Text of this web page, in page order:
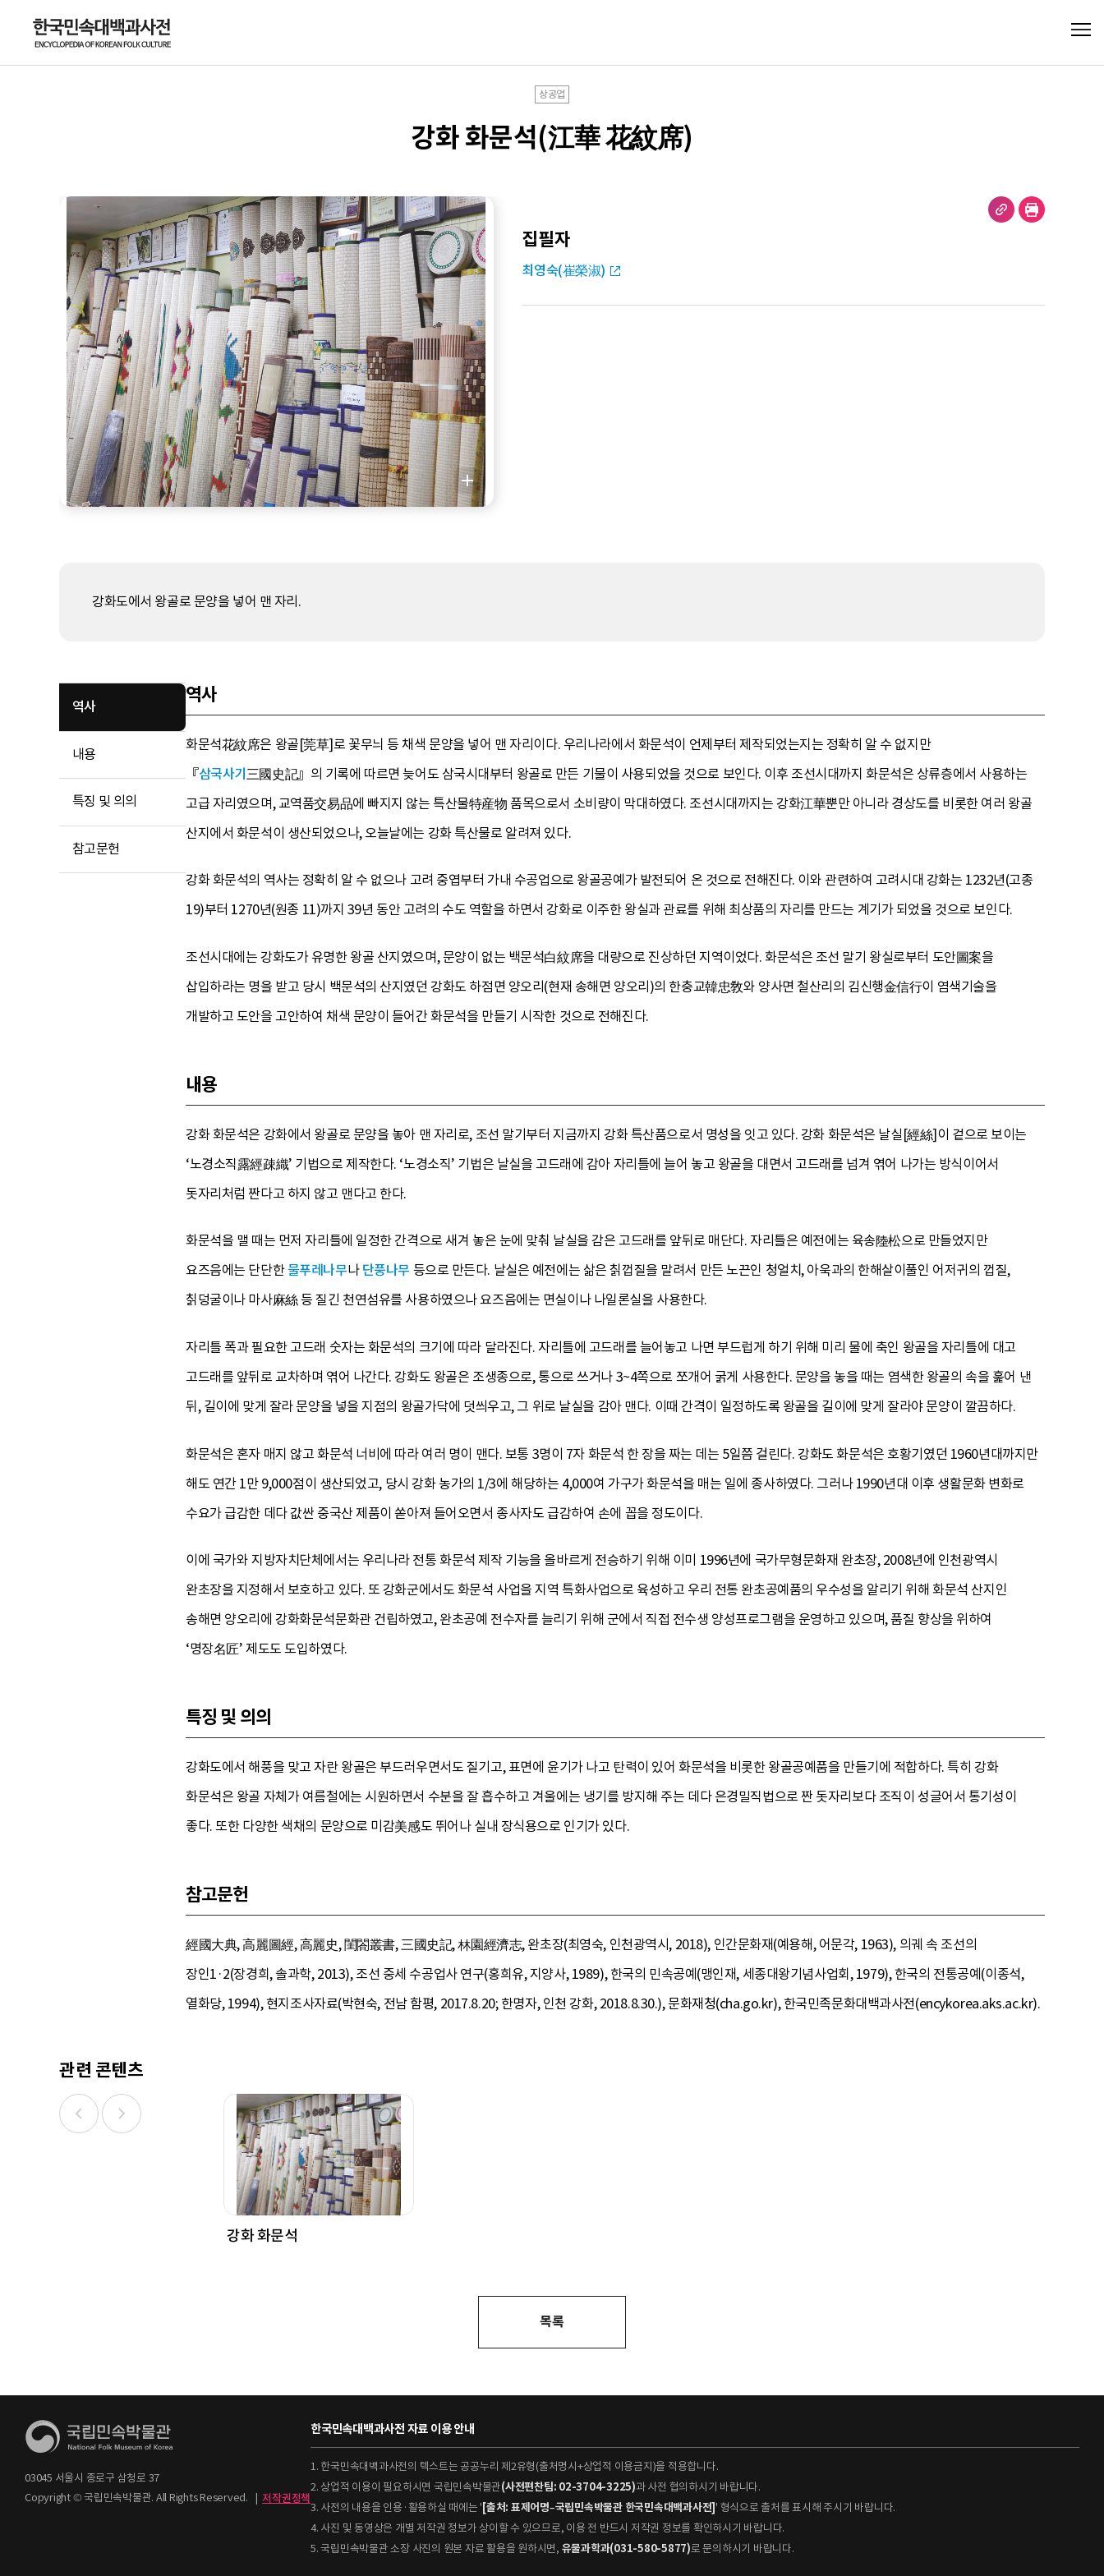
상공업
강화 화문석(江華 花紋席)
집필자
최영숙(崔榮淑)
강화도에서 왕골로 문양을 넣어 맨 자리.
역사
내용
특징 및 의의
참고문헌
역사
화문석花紋席은 왕골[莞草]로 꽃무늬 등 채색 문양을 넣어 맨 자리이다. 우리나라에서 화문석이 언제부터 제작되었는지는 정확히 알 수 없지만
『삼국사기三國史記』의 기록에 따르면 늦어도 삼국시대부터 왕골로 만든 기물이 사용되었을 것으로 보인다. 이후 조선시대까지 화문석은 상류층에서 사용하는
고급 자리였으며, 교역품交易品에 빠지지 않는 특산물特産物 품목으로서 소비량이 막대하였다. 조선시대까지는 강화江華뿐만 아니라 경상도를 비롯한 여러 왕골
산지에서 화문석이 생산되었으나, 오늘날에는 강화 특산물로 알려져 있다.
강화 화문석의 역사는 정확히 알 수 없으나 고려 중엽부터 가내 수공업으로 왕골공예가 발전되어 온 것으로 전해진다. 이와 관련하여 고려시대 강화는 1232년(고종
19)부터 1270년(원종 11)까지 39년 동안 고려의 수도 역할을 하면서 강화로 이주한 왕실과 관료를 위해 최상품의 자리를 만드는 계기가 되었을 것으로 보인다.
조선시대에는 강화도가 유명한 왕골 산지였으며, 문양이 없는 백문석白紋席을 대량으로 진상하던 지역이었다. 화문석은 조선 말기 왕실로부터 도안圖案을
삽입하라는 명을 받고 당시 백문석의 산지였던 강화도 하점면 양오리(현재 송해면 양오리)의 한충교韓忠敎와 양사면 철산리의 김신행金信行이 염색기술을
개발하고 도안을 고안하여 채색 문양이 들어간 화문석을 만들기 시작한 것으로 전해진다.
내용
강화 화문석은 강화에서 왕골로 문양을 놓아 맨 자리로, 조선 말기부터 지금까지 강화 특산품으로서 명성을 잇고 있다. 강화 화문석은 날실[經絲]이 겉으로 보이는
‘노경소직露經疎織’ 기법으로 제작한다. ‘노경소직’ 기법은 날실을 고드래에 감아 자리틀에 늘어 놓고 왕골을 대면서 고드래를 넘겨 엮어 나가는 방식이어서
돗자리처럼 짠다고 하지 않고 맨다고 한다.
화문석을 맬 때는 먼저 자리틀에 일정한 간격으로 새겨 놓은 눈에 맞춰 날실을 감은 고드래를 앞뒤로 매단다. 자리틀은 예전에는 육송陸松으로 만들었지만
요즈음에는 단단한물푸레나무나단풍나무 등으로 만든다. 날실은 예전에는 삶은 칡껍질을 말려서 만든 노끈인 청얼치, 아욱과의 한해살이풀인 어저귀의 껍질,
칡덩굴이나 마사麻絲 등 질긴 천연섬유를 사용하였으나 요즈음에는 면실이나 나일론실을 사용한다.
자리틀 폭과 필요한 고드래 숫자는 화문석의 크기에 따라 달라진다. 자리틀에 고드래를 늘어놓고 나면 부드럽게 하기 위해 미리 물에 축인 왕골을 자리틀에 대고
고드래를 앞뒤로 교차하며 엮어 나간다. 강화도 왕골은 조생종으로, 통으로 쓰거나 3~4쪽으로 쪼개어 굵게 사용한다. 문양을 놓을 때는 염색한 왕골의 속을 훑어 낸
뒤, 길이에 맞게 잘라 문양을 넣을 지점의 왕골가닥에 덧씌우고, 그 위로 날실을 감아 맨다. 이때 간격이 일정하도록 왕골을 길이에 맞게 잘라야 문양이 깔끔하다.
화문석은 혼자 매지 않고 화문석 너비에 따라 여러 명이 맨다. 보통 3명이 7자 화문석 한 장을 짜는 데는 5일쯤 걸린다. 강화도 화문석은 호황기였던 1960년대까지만
해도 연간 1만 9,000점이 생산되었고, 당시 강화 농가의 1/3에 해당하는 4,000여 가구가 화문석을 매는 일에 종사하였다. 그러나 1990년대 이후 생활문화 변화로
수요가 급감한 데다 값싼 중국산 제품이 쏟아져 들어오면서 종사자도 급감하여 손에 꼽을 정도이다.
이에 국가와 지방자치단체에서는 우리나라 전통 화문석 제작 기능을 올바르게 전승하기 위해 이미 1996년에 국가무형문화재 완초장, 2008년에 인천광역시
완초장을 지정해서 보호하고 있다. 또 강화군에서도 화문석 사업을 지역 특화사업으로 육성하고 우리 전통 완초공예품의 우수성을 알리기 위해 화문석 산지인
송해면 양오리에 강화화문석문화관 건립하였고, 완초공예 전수자를 늘리기 위해 군에서 직접 전수생 양성프로그램을 운영하고 있으며, 품질 향상을 위하여
‘명장名匠’ 제도도 도입하였다.
특징 및 의의
강화도에서 해풍을 맞고 자란 왕골은 부드러우면서도 질기고, 표면에 윤기가 나고 탄력이 있어 화문석을 비롯한 왕골공예품을 만들기에 적합하다. 특히 강화
화문석은 왕골 자체가 여름철에는 시원하면서 수분을 잘 흡수하고 겨울에는 냉기를 방지해 주는 데다 은경밀직법으로 짠 돗자리보다 조직이 성글어서 통기성이
좋다. 또한 다양한 색채의 문양으로 미감美感도 뛰어나 실내 장식용으로 인기가 있다.
참고문헌
經國大典, 高麗圖經, 高麗史, 閨閤叢書, 三國史記, 林園經濟志, 완초장(최영숙, 인천광역시, 2018), 인간문화재(예용해, 어문각, 1963), 의궤 속 조선의
장인1·2(장경희, 솔과학, 2013), 조선 중세 수공업사 연구(홍희유, 지양사, 1989), 한국의 민속공예(맹인재, 세종대왕기념사업회, 1979), 한국의 전통공예(이종석,
열화당, 1994), 현지조사자료(박현숙, 전남 함평, 2017.8.20; 한명자, 인천 강화, 2018.8.30.), 문화재청(cha.go.kr), 한국민족문화대백과사전(encykorea.aks.ac.kr).
관련 콘텐츠
강화 화문석
목록
03045 서울시 종로구 삼청로 37
Copyright © 국립민속박물관. All Rights Reserved.
| 저작권정책
한국민속대백과사전 자료 이용 안내
1. 한국민속대백과사전의 텍스트는 공공누리 제2유형(출처명시+상업적 이용금지)을 적용합니다.
2. 상업적 이용이 필요하시면 국립민속박물관(사전편찬팀: 02-3704-3225)과 사전 협의하시기 바랍니다.
3. 사전의 내용을 인용·활용하실 때에는 ' [출처: 표제어명–국립민속박물관 한국민속대백과사전] ' 형식으로 출처를 표시해 주시기 바랍니다.
4. 사진 및 동영상은 개별 저작권 정보가 상이할 수 있으므로, 이용 전 반드시 저작권 정보를 확인하시기 바랍니다.
5. 국립민속박물관 소장 사진의 원본 자료 활용을 원하시면, 유물과학과(031-580-5877)로 문의하시기 바랍니다.